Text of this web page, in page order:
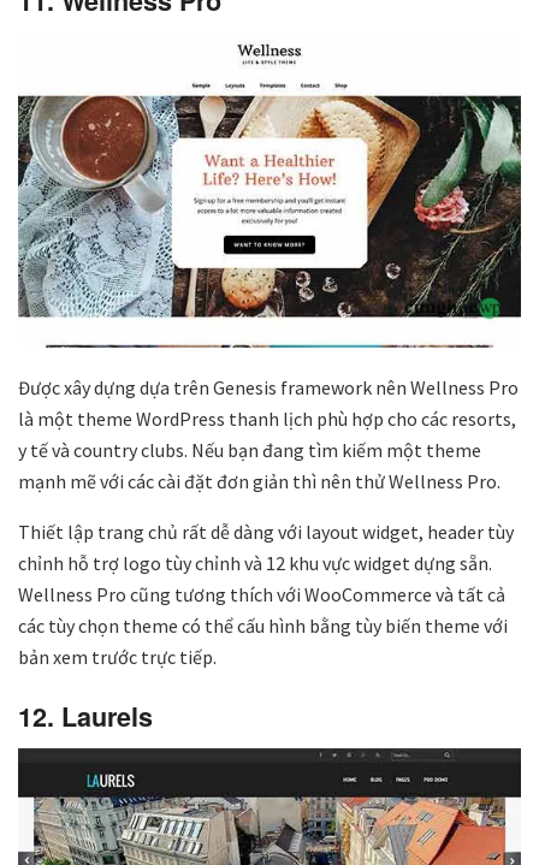
Được xây dựng dựa trên Genesis framework nên Wellness Pro
là một theme WordPress thanh lịch phù hợp cho các resorts,
y tế và country clubs. Nếu bạn đang tìm kiếm một theme
mạnh mẽ với các cài đặt đơn giản thì nên thử Wellness Pro.
Thiết lập trang chủ rất dễ dàng với layout widget, header tùy
chỉnh hỗ trợ logo tùy chỉnh và 12 khu vực widget dựng sẵn.
Wellness Pro cũng tương thích với WooCommerce và tất cả
các tùy chọn theme có thể cấu hình bằng tùy biến theme với
bản xem trước trực tiếp.
12. Laurels